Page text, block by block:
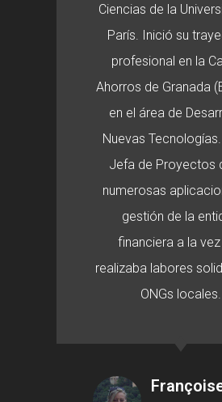
Ciencias de la
París. Inició su
profesional en la
Ahorros de Granada
en el área de
Nuevas
Jefa de Proyectos
numerosas
gestión de la
financiera a la
realizaba labores
ONGs locales.